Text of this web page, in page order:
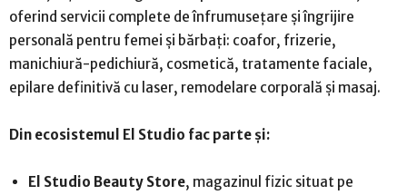
oferind servicii complete de înfrumusețare și îngrijire
personală pentru femei și bărbați: coafor, frizerie,
manichiură-pedichiură, cosmetică, tratamente faciale,
epilare definitivă cu laser, remodelare corporală și masaj.
Din ecosistemul El Studio fac parte și:
El Studio Beauty Store, magazinul fizic situat pe